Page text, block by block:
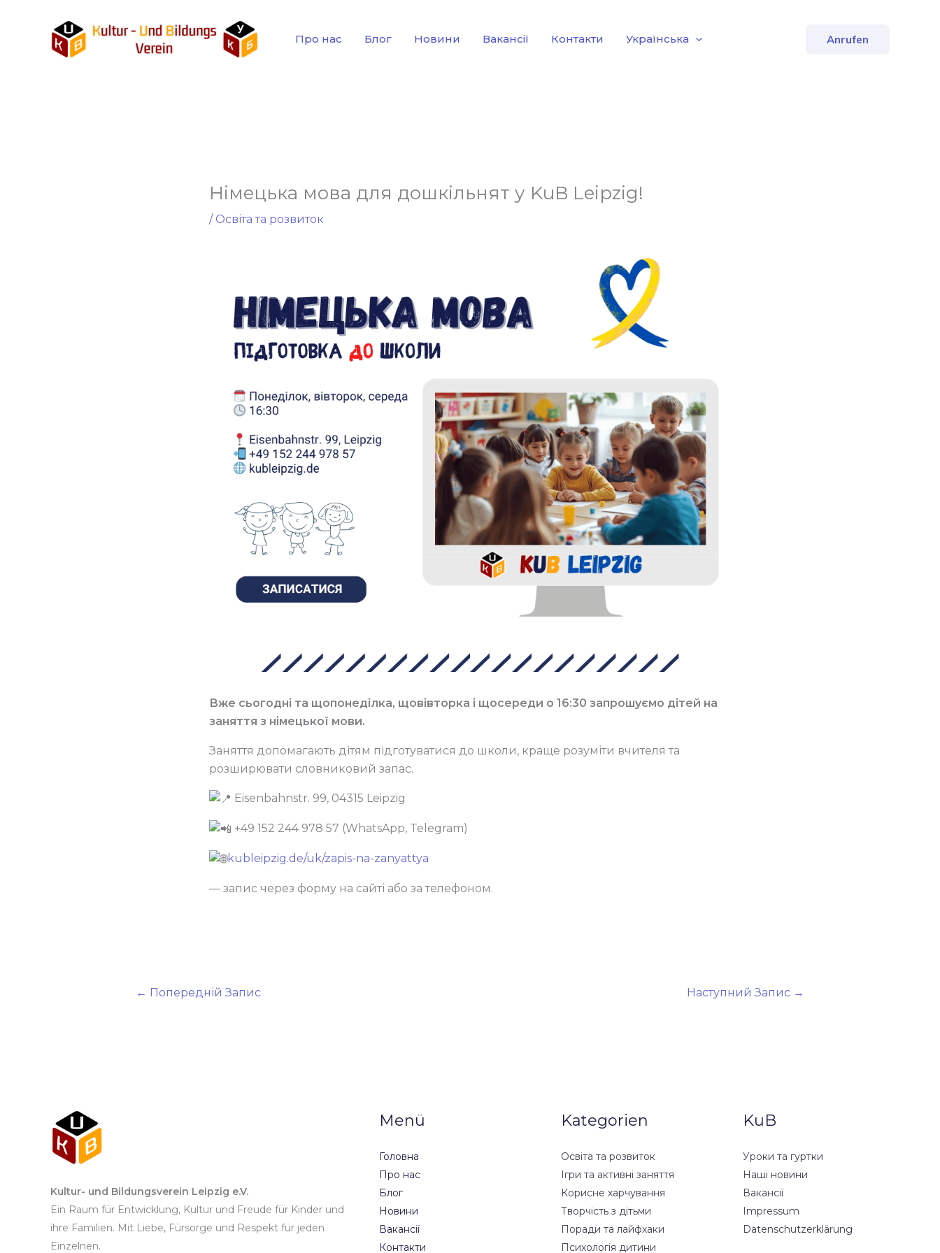
Про нас Блог Новини Вакансії Контакти Українська Anrufen
Німецька мова для дошкільнят у KuB Leipzig!
/ Освіта та розвиток
Вже сьогодні та щопонеділка, щовівторка і щосереди о 16:30 запрошуємо дітей на
заняття з німецької мови.
Заняття допомагають дітям підготуватися до школи, краще розуміти вчителя та
розширювати словниковий запас.
Eisenbahnstr. 99, 04315 Leipzig
+49 152 244 978 57 (WhatsApp, Telegram)
kubleipzig.de/uk/zapis-na-zanyattya
— запис через форму на сайті або за телефоном.
← Попередній Запис Наступний Запис →
Kultur- und Bildungsverein Leipzig e.V.
Ein Raum für Entwicklung, Kultur und Freude für Kinder und
ihre Familien. Mit Liebe, Fürsorge und Respekt für jeden
Einzelnen.
Menü
Головна
Про нас
Блог
Новини
Вакансії
Контакти
Kategorien
Освіта та розвиток
Ігри та активні заняття
Корисне харчування
Творчість з дітьми
Поради та лайфхаки
Психологія дитини
KuB
Уроки та гуртки
Наші новини
Вакансії
Impressum
Datenschutzerklärung